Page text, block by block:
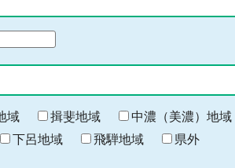
域 揖斐地域 中濃（美濃）地域
下呂地域 飛騨地域 県外